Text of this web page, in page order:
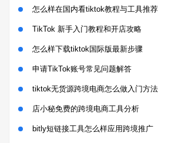
怎么样在国内看tiktok教程与工具推荐
TikTok 新手入门教程和开店攻略
怎么样下载tiktok国际版最新步骤
申请TikTok账号常见问题解答
tiktok无货源跨境电商怎么做入门方法
店小秘免费的跨境电商工具分析
bitly短链接工具怎么样应用跨境推广